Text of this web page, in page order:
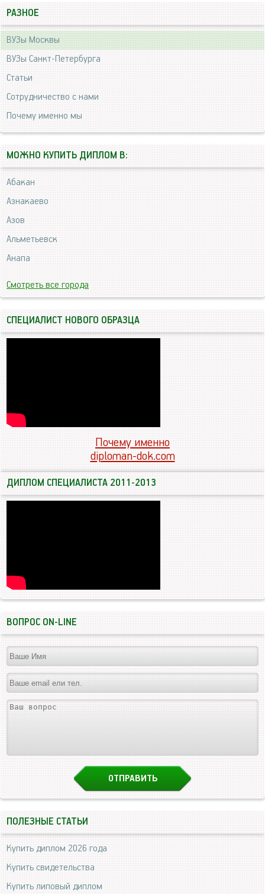
РАЗНОЕ
ВУЗы Москвы
ВУЗы Санкт-Петербурга
Статьи
Сотрудничество с нами
Почему именно мы
МОЖНО КУПИТЬ ДИПЛОМ В:
Абакан
Азнакаево
Азов
Альметьевск
Анапа
Смотреть все города
СПЕЦИАЛИСТ НОВОГО ОБРАЗЦА
Почему именно
diploman-dok.com
ДИПЛОМ СПЕЦИАЛИСТА 2011-2013
ВОПРОС ON-LINE
ПОЛЕЗНЫЕ СТАТЬИ
Купить диплом 2026 года
Купить свидетельства
Купить липовый диплом